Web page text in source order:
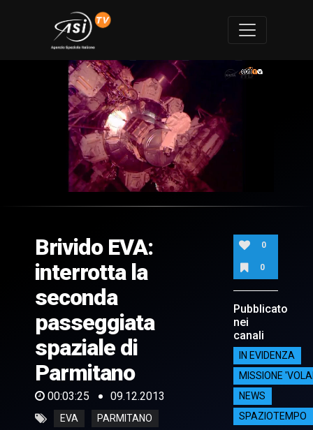
of
25
seconds
Brivido EVA:
interrotta la
seconda
passeggiata
spaziale di
Parmitano
00:03:25 09.12.2013
EVA PARMITANO
0
0
Pubblicato
nei
canali
IN EVIDENZA
MISSIONE
NEWS
SPAZIOTEMPO